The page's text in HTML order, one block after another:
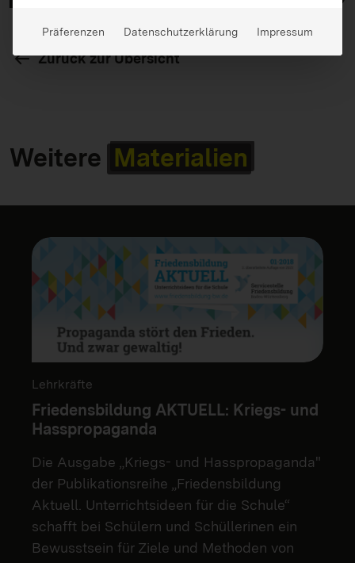
Zurück zur Übersicht
Weitere Materialien
Lehrkräfte
Friedensbildung AKTUELL: Kriegs- und
Hasspropaganda
Die Ausgabe „Kriegs- und Hasspropaganda"
der Publikationsreihe „Friedensbildung
Aktuell. Unterrichtsideen für die Schule“
schafft bei Schülern und Schüllerinen ein
Bewusstsein für Ziele und Methoden von
Präferenzen Datenschutzerklärung Impressum